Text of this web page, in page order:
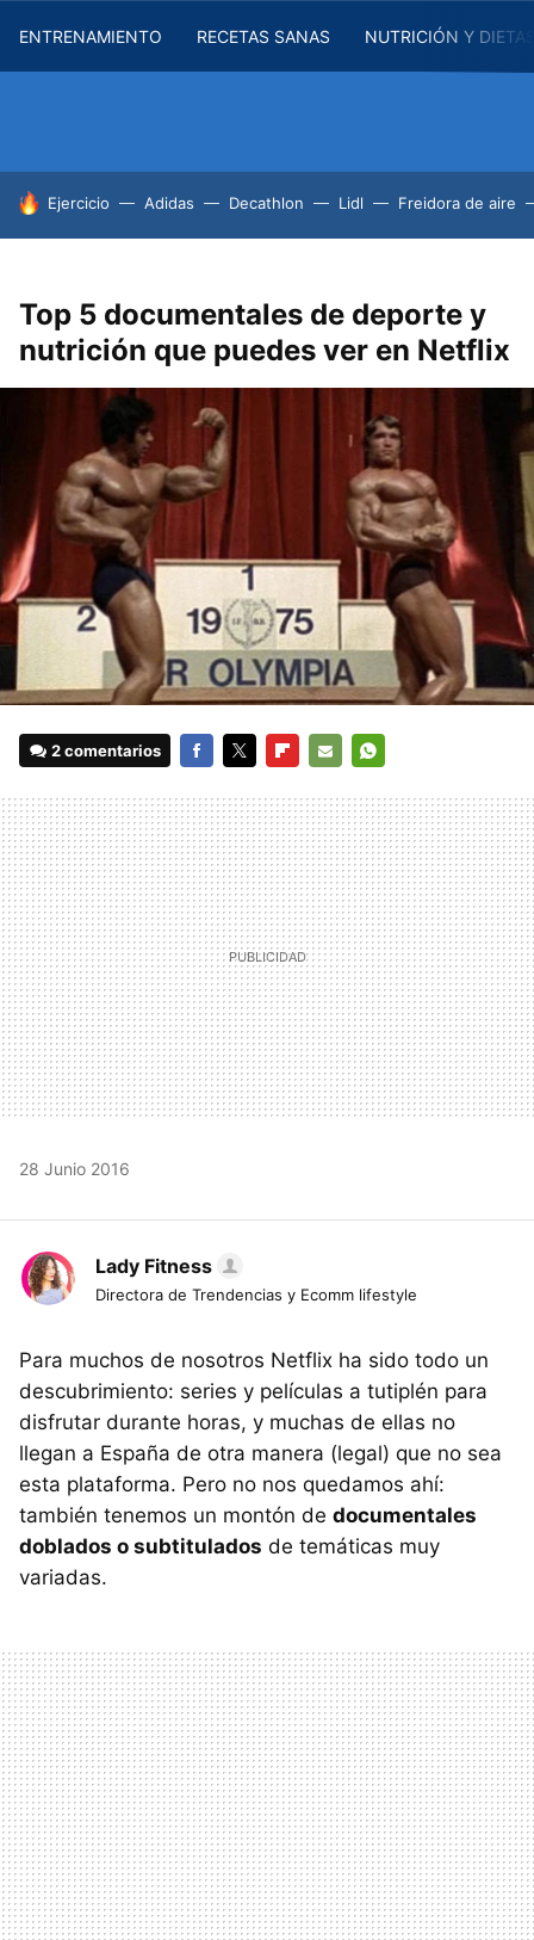
ENTRENAMIENTO RECETAS SANAS NUTRICIÓN Y
HOY SE HABLA DE
Ejercicio Adidas Decathlon Lidl Freidora de aire
Top 5 documentales de deporte y
nutrición que puedes ver en Netflix
2 comentarios
MAIL
28 Junio 2016
Lady Fitness
Directora de Trendencias y Ecomm lifestyle
Para muchos de nosotros Netflix ha sido todo un
descubrimiento: series y películas a tutiplén para
disfrutar durante horas, y muchas de ellas no
llegan a España de otra manera (legal) que no sea
esta plataforma. Pero no nos quedamos ahí:
también tenemos un montón de documentales
doblados o subtitulados de temáticas muy
variadas.